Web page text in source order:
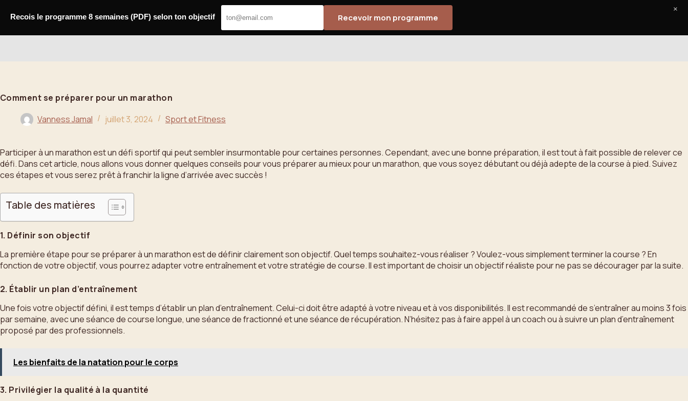
Comment se préparer pour un marathon
Vanness Jamal
juillet 3, 2024 Sport et Fitness
Participer à un marathon est un défi sportif qui peut sembler insurmontable pour certaines personnes. Cependant, avec une bonne préparation, il est tout à fait possible de relever ce
défi. Dans cet article, nous allons vous donner quelques conseils pour vous préparer au mieux pour un marathon, que vous soyez débutant ou déjà adepte de la course à pied. Suivez
ces étapes et vous serez prêt à franchir la ligne d’arrivée avec succès !
Table des matières
1. Définir son objectif
La première étape pour se préparer à un marathon est de définir clairement son objectif. Quel temps souhaitez-vous réaliser ? Voulez-vous simplement terminer la course ? En
fonction de votre objectif, vous pourrez adapter votre entraînement et votre stratégie de course. Il est important de choisir un objectif réaliste pour ne pas se décourager par la suite.
2. Établir un plan d’entraînement
Une fois votre objectif défini, il est temps d’établir un plan d’entraînement. Celui-ci doit être adapté à votre niveau et à vos disponibilités. Il est recommandé de s’entraîner au moins 3 fois
par semaine, avec une séance de course longue, une séance de fractionné et une séance de récupération. N’hésitez pas à faire appel à un coach ou à suivre un plan d’entraînement
proposé par des professionnels.
Les bienfaits de la natation pour le corps
3. Privilégier la qualité à la quantité
Recois le programme 8 semaines (PDF) selon ton objectif Recevoir mon programme
×